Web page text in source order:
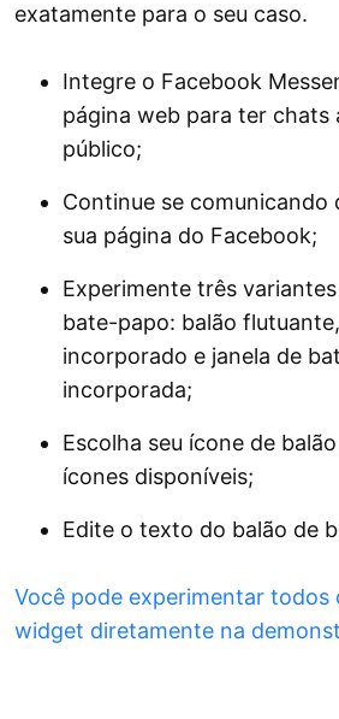
exatamente para o seu caso.
Integre o Facebook
página web para ter chats
público;
Continue se comunicando
sua página do Facebook;
Experimente três
bate-papo: balão
incorporado e janela de
incorporada;
Escolha seu ícone de
ícones disponíveis;
Edite o texto do balão de
Você pode experimentar todos
widget diretamente na